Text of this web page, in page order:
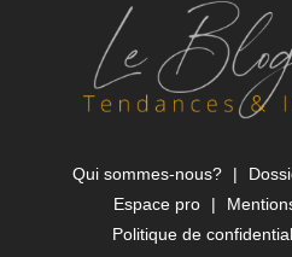
Qui sommes-nous?
Espace pro
Politique de